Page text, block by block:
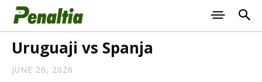
Uruguaji vs Spanja
JUNE 26, 2026